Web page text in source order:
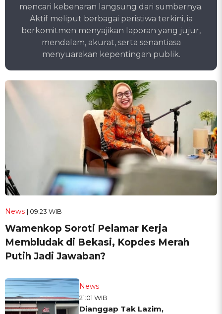
mencari kebenaran langsung dari sumbernya.
Aktif meliput berbagai peristiwa terkini, ia
berkomitmen menyajikan laporan yang jujur,
mendalam, akurat, serta senantiasa
menyuarakan kepentingan publik.
News | 09:23 WIB
Wamenkop Soroti Pelamar Kerja
Membludak di Bekasi, Kopdes Merah
Putih Jadi Jawaban?
News
21:01 WIB
Dianggap Tak Lazim,